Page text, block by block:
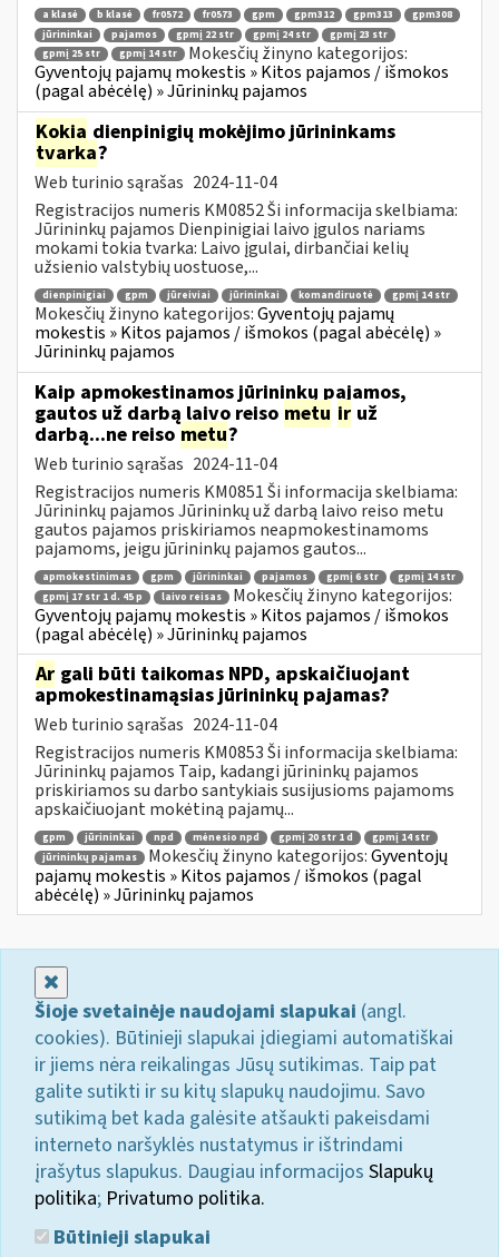
a klasė b klasė fr0572 fr0573 gpm gpm312 gpm313
gpm308
jūrininkai
pajamos gpmį 22 str gpmį 24 str
gpmį 23 str
gpmį 25 str
gpmį 14 str
Mokesčių žinyno kategorijos:
Gyventojų pajamų mokestis » Kitos pajamos / išmokos
(pagal abėcėlę) » Jūrininkų pajamos
Kokia dienpinigių mokėjimo jūrininkams
tvarka?
Web turinio sąrašas 2024-11-04
Registracijos numeris KM0852 Ši informacija skelbiama:
Jūrininkų pajamos Dienpinigiai laivo įgulos nariams
mokami tokia tvarka: Laivo įgulai, dirbančiai kelių
užsienio valstybių uostuose,...
dienpinigiai gpm jūreiviai jūrininkai komandiruotė gpmį 14 str
Mokesčių žinyno kategorijos:Gyventojų pajamų
mokestis » Kitos pajamos / išmokos (pagal abėcėlę) »
Jūrininkų pajamos
Kaip apmokestinamos jūrininkų pajamos,
gautos už darbą laivo reiso metu ir už
darbą...ne reiso metu?
Web turinio sąrašas 2024-11-04
Registracijos numeris KM0851 Ši informacija skelbiama:
Jūrininkų pajamos Jūrininkų už darbą laivo reiso metu
gautos pajamos priskiriamos neapmokestinamoms
pajamoms, jeigu jūrininkų pajamos gautos...
apmokestinimas gpm jūrininkai pajamos gpmį 6 str
gpmį 14 str
gpmį 17 str 1 d. 45 p
laivo reisas
Mokesčių žinyno kategorijos:
Gyventojų pajamų mokestis » Kitos pajamos / išmokos
(pagal abėcėlę) » Jūrininkų pajamos
Ar gali būti taikomas NPD, apskaičiuojant
apmokestinamąsias jūrininkų pajamas?
Web turinio sąrašas 2024-11-04
Registracijos numeris KM0853 Ši informacija skelbiama:
Jūrininkų pajamos Taip, kadangi jūrininkų pajamos
priskiriamos su darbo santykiais susijusioms pajamoms
apskaičiuojant mokėtiną pajamų...
gpm jūrininkai npd mėnesio npd gpmį 20 str 1 d
gpmį 14 str
jūrininkų pajamas
Mokesčių žinyno kategorijos:Gyventojų
pajamų mokestis » Kitos pajamos / išmokos (pagal
abėcėlę) » Jūrininkų pajamos
Šioje svetainėje naudojami slapukai (angl.
cookies). Būtinieji slapukai įdiegiami automatiškai
ir jiems nėra reikalingas Jūsų sutikimas. Taip pat
galite sutikti ir su kitų slapukų naudojimu. Savo
sutikimą bet kada galėsite atšaukti pakeisdami
interneto naršyklės nustatymus ir ištrindami
įrašytus slapukus. Daugiau informacijos Slapukų
politika; Privatumo politika.
Būtinieji slapukai